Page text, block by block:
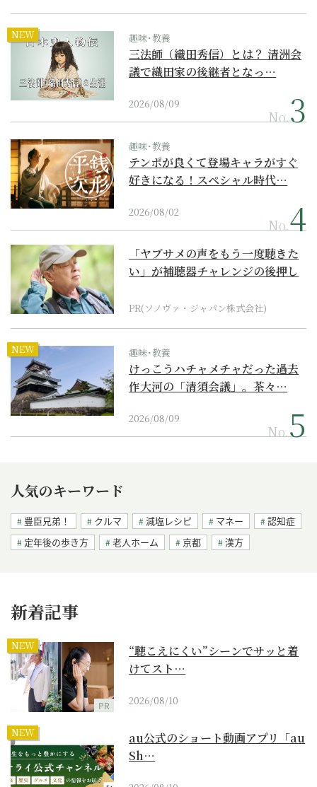
NEW 趣味･教養
三法師（織田秀信）とは？ 清洲会
議で織田家の後継者となっ…
2026/08/09
No.
趣味･教養
テンポが良くて登場キャラがすぐ
好きになる！スペシャル時代…
2026/08/02
No.
「ヤブサメの声をもう一度聴きた
い」が補聴器チャレンジの後押し
PR(ソノヴァ・ジャパン株式会社)
NEW 趣味･教養
けっこうハチャメチャだった過去
作大河の「清須会議」。茶々…
2026/08/09
No.
人気のキーワード
豊臣兄弟！ クルマ 減塩レシピ マネー
認知症
定年後の歩き方
老人ホーム 京都 漢方
新着記事
NEW
PR
“聴こえにくい”シーンでサッと着
けてスト…
2026/08/10
NEW
au公式のショート動画アプリ「au
Sh…